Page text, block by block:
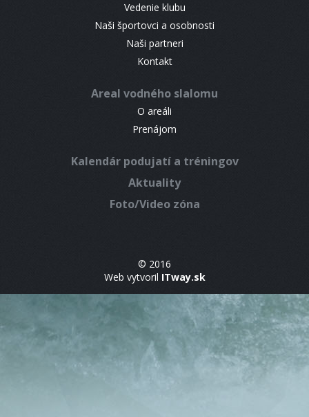
Vedenie klubu
Naši športovci a osobnosti
Naši partneri
Kontakt
Areal vodného slalomu
O areáli
Prenájom
Kalendár podujatí a tréningov
Aktuality
Foto/Video zóna
© 2016
Web vytvoril ITway.sk